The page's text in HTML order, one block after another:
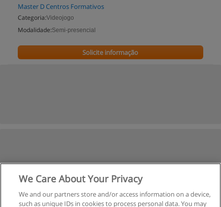
Master D Centros Formativos
Categoria:Videojogo
Modalidade:Semi-presencial
Solicite informação
We Care About Your Privacy
We and our partners store and/or access information on a device,
such as unique IDs in cookies to process personal data. You may